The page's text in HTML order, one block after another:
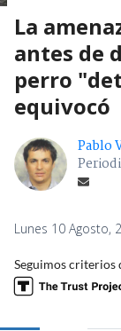
La
antes de
perro
equivocó
Pablo
Lunes 10 Agosto,
Seguimos criterios